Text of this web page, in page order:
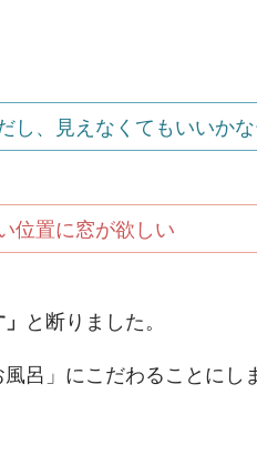
し、見えなくてもいいか
位置に窓が欲しい
と断りました。
呂」にこだわることにし